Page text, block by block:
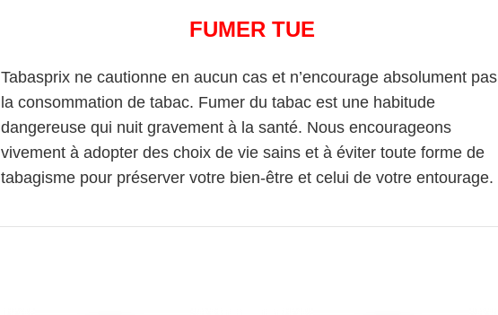
FUMER TUE
Tabasprix ne cautionne en aucun cas et n’encourage absolument pas
la consommation de tabac. Fumer du tabac est une habitude
dangereuse qui nuit gravement à la santé. Nous encourageons
vivement à adopter des choix de vie sains et à éviter toute forme de
tabagisme pour préserver votre bien-être et celui de votre entourage.